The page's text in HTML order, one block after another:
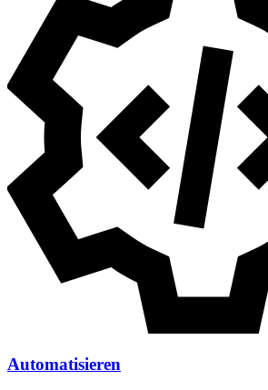
Automatisieren